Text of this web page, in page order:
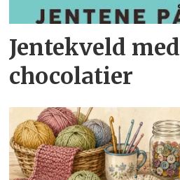
Jentekveld med
chocolatier